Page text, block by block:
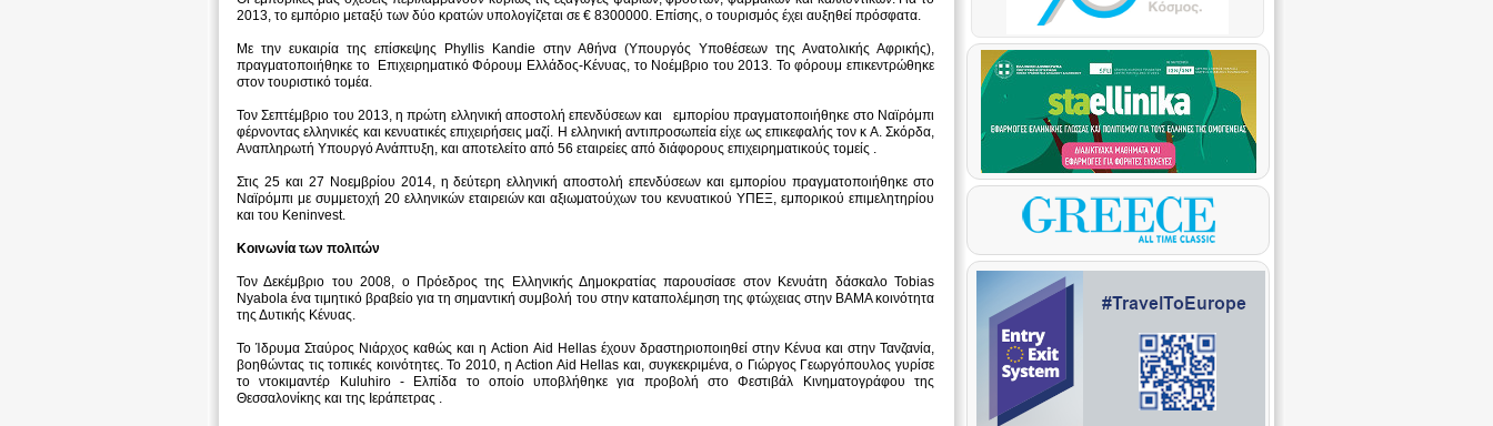
2013, το εμπόριο μεταξύ των δύο κρατών υπολογίζεται σε € 8300000. Επίσης, ο τουρισμός έχει αυξηθεί πρόσφατα.
Με την ευκαιρία της επίσκεψης Phyllis Kandie στην Αθήνα (Υπουργός Υποθέσεων της Ανατολικής Αφρικής),
πραγματοποιήθηκε το Επιχειρηματικό Φόρουμ Ελλάδος-Κένυας, το Νοέμβριο του 2013. Το φόρουμ επικεντρώθηκε
στον τουριστικό τομέα.
Τον Σεπτέμβριο του 2013, η πρώτη ελληνική αποστολή επενδύσεων και εμπορίου πραγματοποιήθηκε στο Ναϊρόμπι
φέρνοντας ελληνικές και κενυατικές επιχειρήσεις μαζί. Η ελληνική αντιπροσωπεία είχε ως επικεφαλής τον κ Α. Σκόρδα,
Αναπληρωτή Υπουργό Ανάπτυξη, και αποτελείτο από 56 εταιρείες από διάφορους επιχειρηματικούς τομείς .
Στις 25 και 27 Νοεμβρίου 2014, η δεύτερη ελληνική αποστολή επενδύσεων και εμπορίου πραγματοποιήθηκε στο
Ναϊρόμπι με συμμετοχή 20 ελληνικών εταιρειών και αξιωματούχων του κενυατικού ΥΠΕΞ, εμπορικού επιμελητηρίου
και του Keninvest.
Κοινωνία των πολιτών
Τον Δεκέμβριο του 2008, ο Πρόεδρος της Ελληνικής Δημοκρατίας παρουσίασε στον Κενυάτη δάσκαλο Tobias
Nyabola ένα τιμητικό βραβείο για τη σημαντική συμβολή του στην καταπολέμηση της φτώχειας στην BAMA κοινότητα
της Δυτικής Κένυας.
Το Ίδρυμα Σταύρος Νιάρχος καθώς και η Action Aid Hellas έχουν δραστηριοποιηθεί στην Κένυα και στην Τανζανία,
βοηθώντας τις τοπικές κοινότητες. Το 2010, η Action Aid Hellas και, συγκεκριμένα, ο Γιώργος Γεωργόπουλος γυρίσε
το ντοκιμαντέρ Kuluhiro - Ελπίδα το οποίο υποβλήθηκε για προβολή στο Φεστιβάλ Κινηματογράφου της
Θεσσαλονίκης και της Ιεράπετρας .